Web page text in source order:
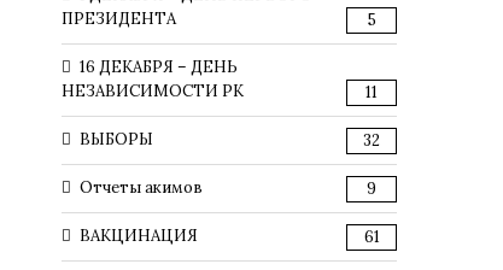
ПРЕЗИДЕНТА
5
16 ДЕКАБРЯ – ДЕНЬ
НЕЗАВИСИМОСТИ РК
11
ВЫБОРЫ 32
Отчеты акимов 9
ВАКЦИНАЦИЯ 61